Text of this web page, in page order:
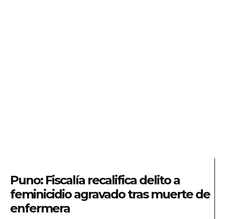
Puno: Fiscalía recalifica delito a
feminicidio agravado tras muerte de
enfermera